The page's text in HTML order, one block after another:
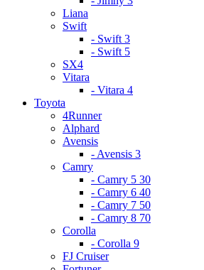
Liana
Swift
- Swift 3
- Swift 5
SX4
Vitara
- Vitara 4
Toyota
4Runner
Alphard
Avensis
- Avensis 3
Camry
- Camry 5 30
- Camry 6 40
- Camry 7 50
- Camry 8 70
Corolla
- Corolla 9
FJ Cruiser